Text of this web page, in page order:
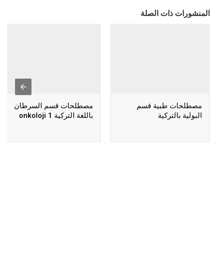
المنشورات ذات الصلة
مصطلحات طبية قسم
البولية بالتركية
مصطلحات قسم السرطان
باللغة التركية 1 onkoloji